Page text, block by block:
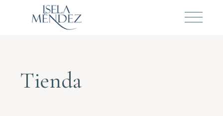
Tienda